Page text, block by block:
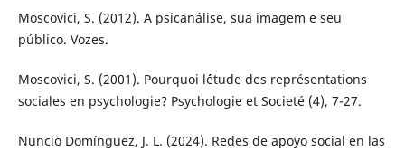
Moscovici, S. (2012). A psicanálise, sua imagem e seu
público. Vozes.
Moscovici, S. (2001). Pourquoi l´étude des représentations
sociales en psychologie? Psychologie et Societé (4), 7-27.
Nuncio Domínguez, J. L. (2024). Redes de apoyo social en las